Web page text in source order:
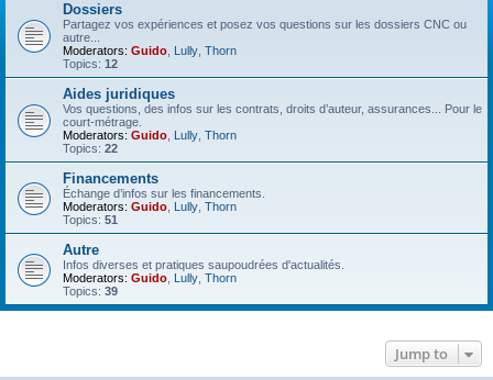
Dossiers
Partagez vos expériences et posez vos questions sur les dossiers CNC ou
autre...
Moderators: Guido Lully Thorn
Topics: 12
Aides juridiques
Vos questions, des infos sur les contrats, droits d’auteur, assurances... Pour le
court-métrage.
Moderators: Guido Lully Thorn
Topics: 22
Financements
Échange d’infos sur les financements.
Moderators: Guido Lully Thorn
Topics: 51
Autre
Infos diverses et pratiques saupoudrées d'actualités.
Moderators: Guido Lully Thorn
Topics: 39
Jump to